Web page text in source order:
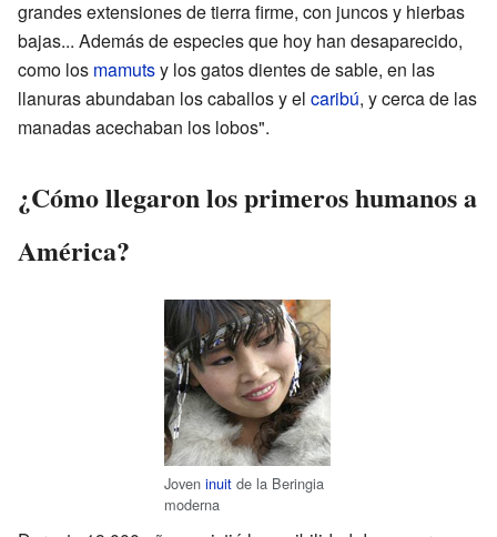
grandes extensiones de tierra firme, con juncos y hierbas
bajas... Además de especies que hoy han desaparecido,
como los mamutsy los gatos dientes de sable, en las
llanuras abundaban los caballos y el caribú, y cerca de las
manadas acechaban los lobos".
¿Cómo llegaron los primeros humanos a
América?
Joven inuit de la Beringia
moderna